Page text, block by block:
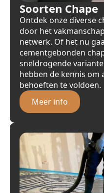
Soorten Chape
Ontdek onze diverse
door het
netwerk. Of het nu
cementgebonden
sneldrogende
hebben de kennis om
behoeften te voldoen.
Meer info